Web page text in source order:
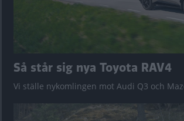
Så står sig nya Toyota RAV4
Vi ställe nykomlingen mot Audi Q3 och